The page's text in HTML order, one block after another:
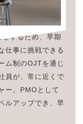
するため、早期
仕事に挑戦できる
ム制のOJTを通じ
員が、常に近くで
ー。PMOとして
ルアップでき、早